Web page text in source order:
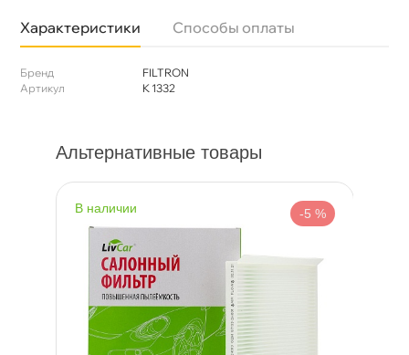
Характеристики Способы оплаты
Бренд
FILTRON
Артикул
K 1332
Альтернативные товары
наличии -5 %